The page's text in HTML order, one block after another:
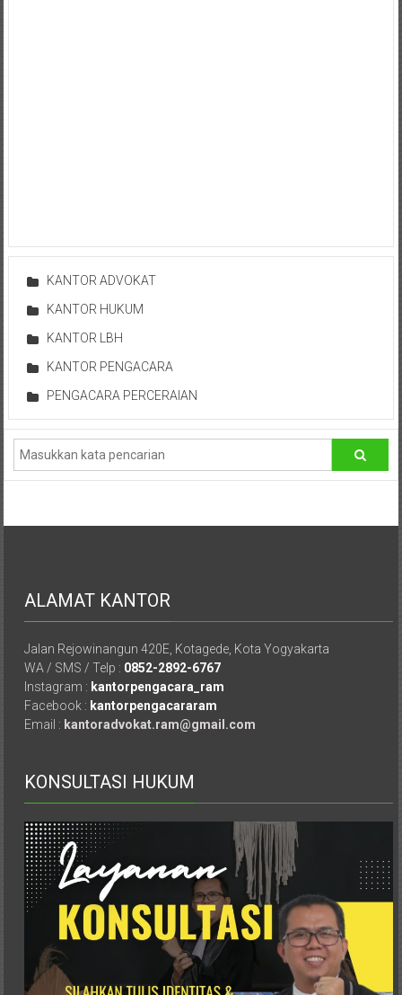
Gianyar,
Mataram,
Lombok,
Temanggung,
Sragen,
Karanganyar,
Malang,
Cilacap,
Banjarnegara,
Temanggung,
Wonosobo,
Karawang,
Aceh,
Medan,
Padang,
Jakarta
Pusat,
KANTOR ADVOKAT
KANTOR HUKUM
KANTOR LBH
KANTOR PENGACARA
PENGACARA PERCERAIAN
ALAMAT KANTOR
Jalan Rejowinangun 420E, Kotagede, Kota Yogyakarta
WA / SMS / Telp : 0852-2892-6767
Instagram : kantorpengacara_ram
Facebook : kantorpengacararam
Email : kantoradvokat.ram@gmail.com
KONSULTASI HUKUM